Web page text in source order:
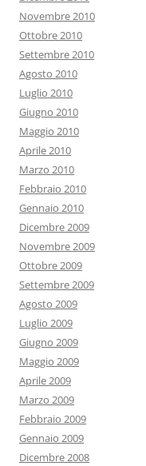
Novembre 2010
Ottobre 2010
Settembre 2010
Agosto 2010
Luglio 2010
Giugno 2010
Maggio 2010
Aprile 2010
Marzo 2010
Febbraio 2010
Gennaio 2010
Dicembre 2009
Novembre 2009
Ottobre 2009
Settembre 2009
Agosto 2009
Luglio 2009
Giugno 2009
Maggio 2009
Aprile 2009
Marzo 2009
Febbraio 2009
Gennaio 2009
Dicembre 2008